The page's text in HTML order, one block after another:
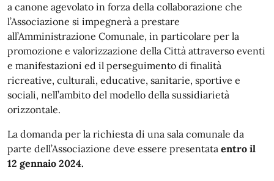
a canone agevolato in forza della collaborazione che
l’Associazione si impegnerà a prestare
all’Amministrazione Comunale, in particolare per la
promozione e valorizzazione della Città attraverso eventi
e manifestazioni ed il perseguimento di finalità
ricreative, culturali, educative, sanitarie, sportive e
sociali, nell’ambito del modello della sussidiarietà
orizzontale.
La domanda per la richiesta di una sala comunale da
parte dell’Associazione deve essere presentata entro il
12 gennaio 2024.